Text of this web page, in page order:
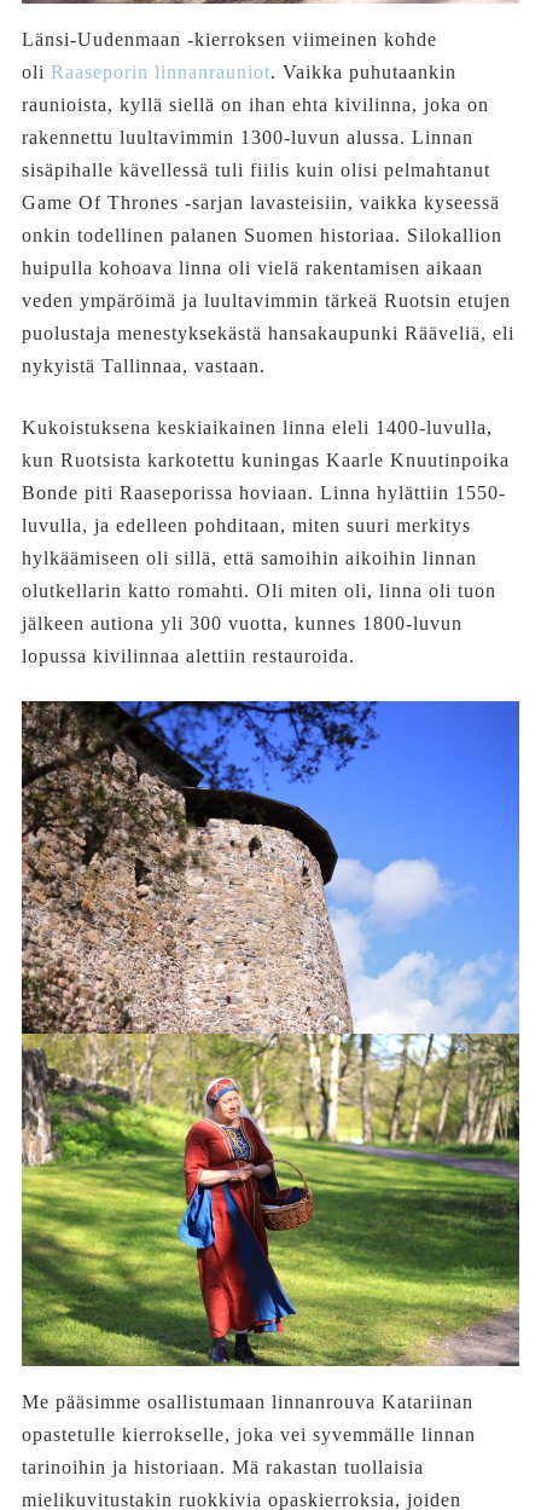
Länsi-Uudenmaan -kierroksen viimeinen kohde
oli Raaseporin linnanrauniot. Vaikka puhutaankin
raunioista, kyllä siellä on ihan ehta kivilinna, joka on
rakennettu luultavimmin 1300-luvun alussa. Linnan
sisäpihalle kävellessä tuli fiilis kuin olisi pelmahtanut
Game Of Thrones -sarjan lavasteisiin, vaikka kyseessä
onkin todellinen palanen Suomen historiaa. Silokallion
huipulla kohoava linna oli vielä rakentamisen aikaan
veden ympäröimä ja luultavimmin tärkeä Ruotsin etujen
puolustaja menestyksekästä hansakaupunki Rääveliä, eli
nykyistä Tallinnaa, vastaan.
Kukoistuksena keskiaikainen linna eleli 1400-luvulla,
kun Ruotsista karkotettu kuningas Kaarle Knuutinpoika
Bonde piti Raaseporissa hoviaan. Linna hylättiin 1550-
luvulla, ja edelleen pohditaan, miten suuri merkitys
hylkäämiseen oli sillä, että samoihin aikoihin linnan
olutkellarin katto romahti. Oli miten oli, linna oli tuon
jälkeen autiona yli 300 vuotta, kunnes 1800-luvun
lopussa kivilinnaa alettiin restauroida.
Me pääsimme osallistumaan linnanrouva Katariinan
opastetulle kierrokselle, joka vei syvemmälle linnan
tarinoihin ja historiaan. Mä rakastan tuollaisia
mielikuvitustakin ruokkivia opaskierroksia, joiden